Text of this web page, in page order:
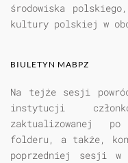
środowiska
kultury polskiej w
BIULETYN MABPZ
Na tejże sesji
instytucji
zaktualizowanej
folderu, a także,
poprzedniej sesji w